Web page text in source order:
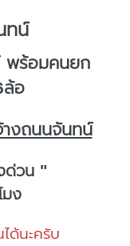
ทน์
พร้อมคนยก
ล้อ
างถนนจันทน์
ด่วน "
ง
ด้นะครับ